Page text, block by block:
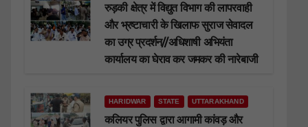
रुड़की क्षेत्र में विद्युत विभाग की लापरवाही
और भ्रष्टाचारी के खिलाफ सुराज सेवादल
का उग्र प्रदर्शन//अधिशाषी अभियंता
कार्यालय का घेराव कर जमकर की नारेबाजी
HARIDWAR STATE UTTARAKHAND
कलियर पुलिस द्वारा आगामी कांवड़ और